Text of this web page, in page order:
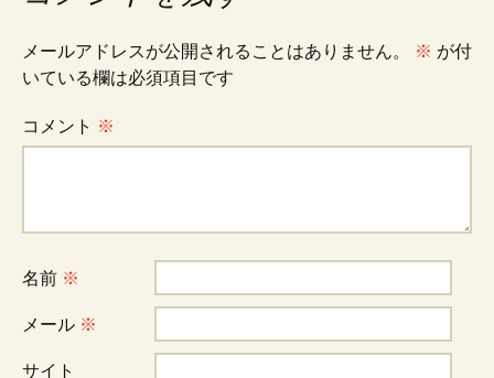
ゲ
ー
ョ
ン
メールアドレスが公開されることはありません。 ※ が付
いている欄は必須項目です
コメント ※
名前 ※
メール ※
サイト